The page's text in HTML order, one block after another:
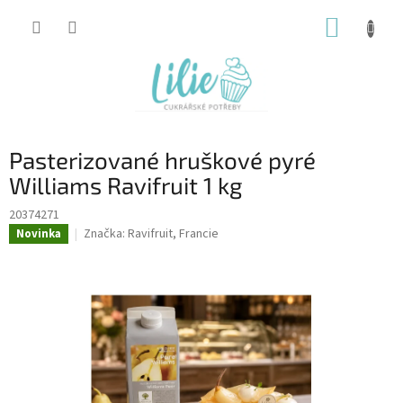
Pasterizované hruškové pyré
Williams Ravifruit 1 kg
20374271
Novinka Značka: Ravifruit, Francie